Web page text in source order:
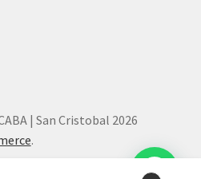
| San Cristobal 2026
.